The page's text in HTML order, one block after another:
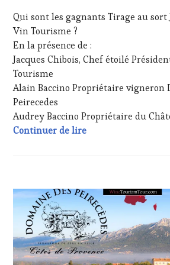
WINE
TOURISM
TOUR
MOVIE,
WINETASTINGVOUCHER.COM
2024
Qui sont les gagnants Tirage au sort
Vin Tourisme ?
En la présence de :
Jacques Chibois, Chef étoilé
Tourisme
Alain Baccino Propriétaire vigneron
Peirecedes
Audrey Baccino Propriétaire du
Continuer de lireTirage au sort «
CLUB
:
WINE
TASTING
VOUCHER,
CÔTES-